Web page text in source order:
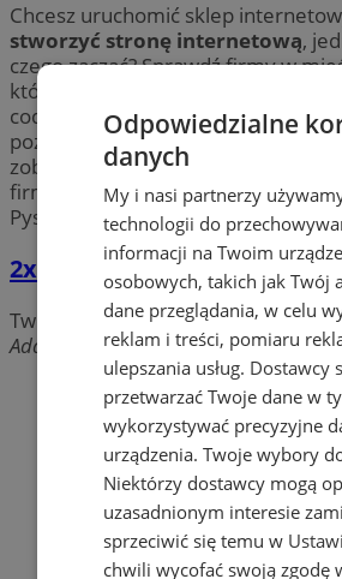
Chcesz uruchomić sklep
stworzyć stronę internetową,
czego zacząć? Sprawdź firmy w
których profesjonalne
codzienność. Dowiedz się więcej o
pozycjonowanie stron, Google
zobacz, co dobrego może z nich
firmy. Znajdź profesjonalną
Pyskowicach i zadbaj o wizerunek
2xm Maciej Matecki
Tworzenie stron www, agencje
Adama Mickiewicza, 44-120
Dodaj firmę
Pozostałe firmy w
reklama
Tworzenie stron
Odpowiedzialne
danych
My i nasi partnerzy
technologii do
informacji na Twoim
osobowych, takich jak Twój
dane przeglądania, w celu
reklam i treści, pomiaru
ulepszania usług. Dostawcy
przetwarzać Twoje dane w
wykorzystywać precyzyjne
urządzenia. Twoje wybory
Niektórzy dostawcy mogą
uzasadnionym interesie
sprzeciwić się temu w
chwili wycofać swoją zgodę